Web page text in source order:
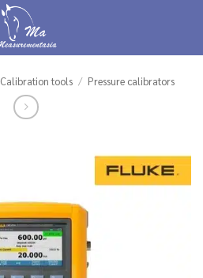
Calibration tools / Pressure calibrators